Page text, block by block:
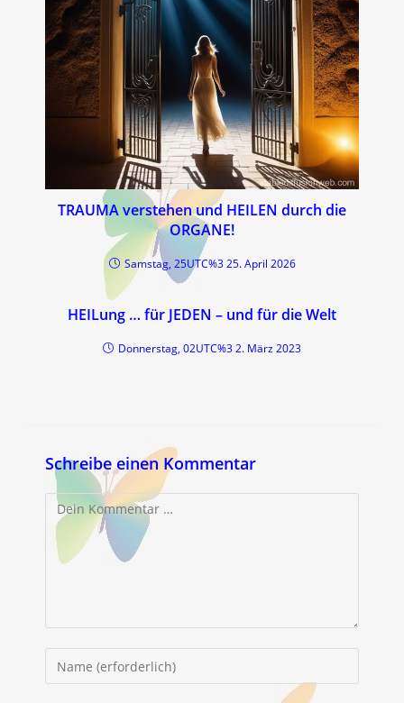
TRAUMA verstehen und HEILEN durch die
ORGANE!
Samstag, 25UTC%3 25. April 2026
HEILung … für JEDEN – und für die Welt
Donnerstag, 02UTC%3 2. März 2023
Schreibe einen Kommentar
Kommentar
deinen